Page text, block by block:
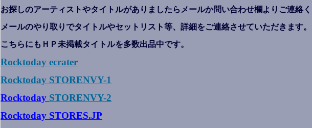
お探しのアーティストやタイトルがありましたらメールか問い合わせ欄よりご連絡
メールのやり取りでタイトルやセットリスト等、詳細をご連絡させていただきます。
こちらにもＨＰ未掲載タイトルを多数出品中です。
Rocktoday ecrater
Rocktoday STORENVY-1
Rocktoday STORENVY-2
Rocktoday STORES.JP